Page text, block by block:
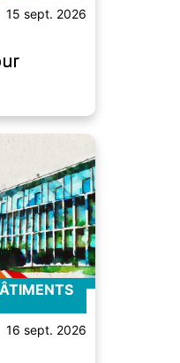
15 sept. 2026
16 sept. 2026